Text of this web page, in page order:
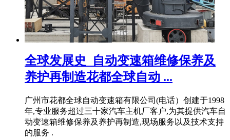
全球发展史_自动变速箱维修保养及
养护再制造花都全球自动 ...
广州市花都全球自动变速箱有限公司(电话）创建于1998
年,专业服务超过三十家汽车主机厂客户,为其提供汽车自
动变速箱维修保养及养护再制造,现场服务以及技术支持
的服务 .